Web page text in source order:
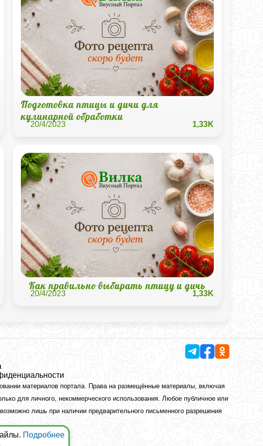
Подготовка птицы и дичи для
кулинарной обработки
20/4/2023 1,33K
Как правильно выбирать птицу и дичь
20/4/2023 1,33K
материалов портала. Права на размещённые материалы, включая
для личного, некоммерческого использования. Любое публичное или
лишь при наличии предварительного письменного разрешения
Подробнее